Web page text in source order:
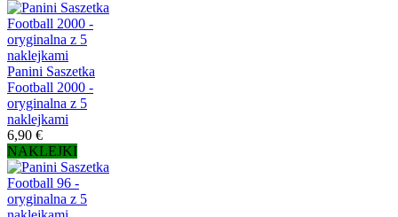
Panini Saszetka
Football 2000 -
oryginalna z 5
naklejkami
6,90 €
NAKLEJKI